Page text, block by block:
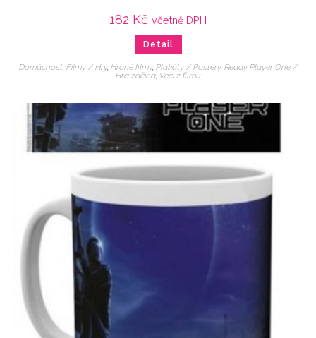
182 Kč včetně DPH
Detail
Domácnost, Filmy / Hry, Hrané filmy, Plakáty / Postery, Ready Player One /
Hra začíná, Veci z filmu